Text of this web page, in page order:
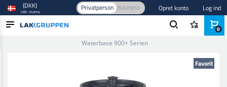
(DKK)
inkl. moms Privatperson Business Opret konto Log ind
Waterbase 900+ Serien
Favorit
0